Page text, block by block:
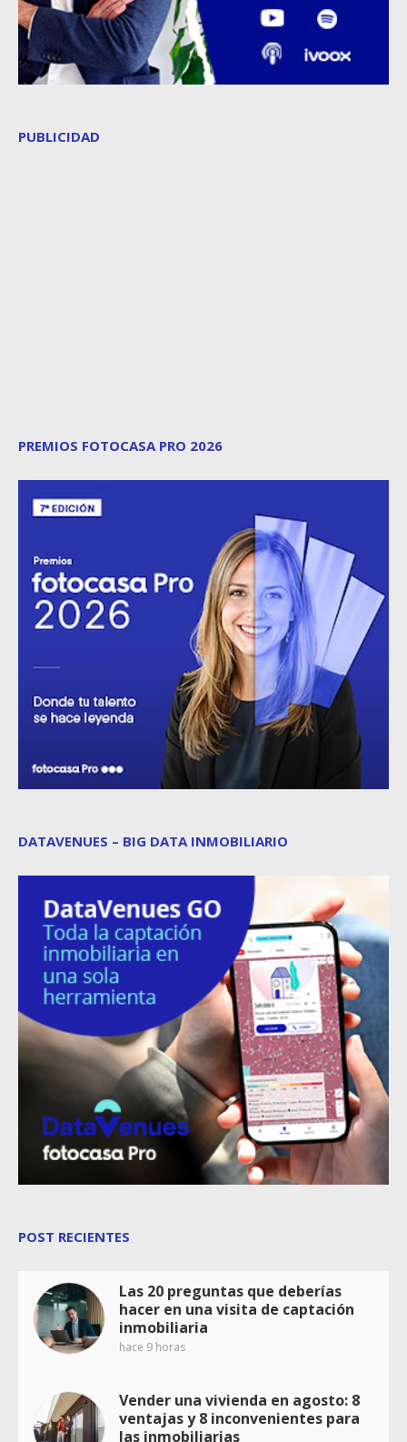
PUBLICIDAD
PREMIOS FOTOCASA PRO 2026
DATAVENUES – BIG DATA INMOBILIARIO
POST RECIENTES
Las 20 preguntas que deberías
hacer en una visita de captación
inmobiliaria
hace 9 horas
Vender una vivienda en agosto: 8
ventajas y 8 inconvenientes para
las inmobiliarias